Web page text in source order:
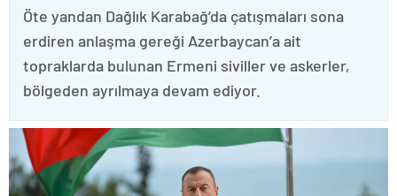
Öte yandan Dağlık Karabağ’da çatışmaları sona
erdiren anlaşma gereği Azerbaycan’a ait
topraklarda bulunan Ermeni siviller ve askerler,
bölgeden ayrılmaya devam ediyor.